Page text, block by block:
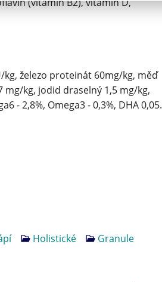
kg, železo proteinát 60mg/kg, měď
kg, jodid draselný 1,5 mg/kg,
- 2,8%, Omega3 - 0,3%, DHA 0,05.
Holistické Granule